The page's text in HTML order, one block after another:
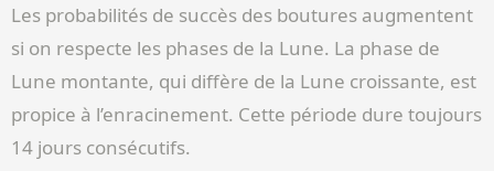
Les probabilités de succès des boutures augmentent
si on respecte les phases de la Lune. La phase de
Lune montante, qui diffère de la Lune croissante, est
propice à l’enracinement. Cette période dure toujours
14 jours consécutifs.